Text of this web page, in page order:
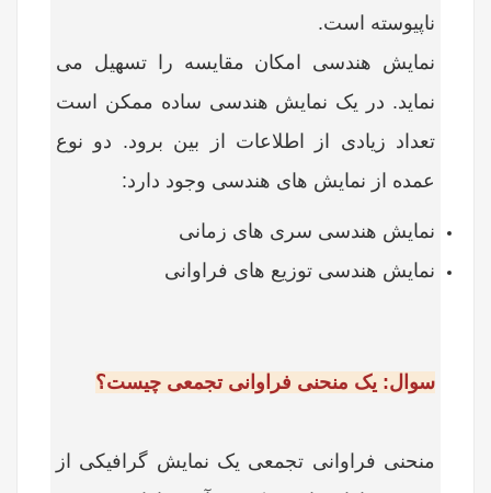
ناپیوسته است.
نمایش هندسی امکان مقایسه را تسهیل می
نماید. در یک نمایش هندسی ساده ممکن است
تعداد زیادی از اطلاعات از بین برود. دو نوع
عمده از نمایش های هندسی وجود دارد:
نمایش هندسی سری های زمانی
نمایش هندسی توزیع های فراوانی
سوال: یک منحنی فراوانی تجمعی چیست؟
منحنی فراوانی تجمعی یک نمایش گرافیکی از